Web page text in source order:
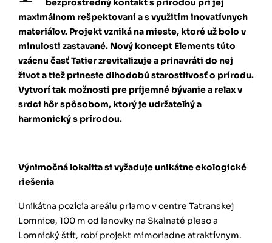
bezprostredný kontakt s prírodou pri jej
maximálnom rešpektovaní a s využitím inovatívnych
materiálov. Projekt vzniká na mieste, ktoré už bolo v
minulosti zastavané. Nový koncept Elements túto
vzácnu časť Tatier zrevitalizuje a prinavráti do nej
život a tiež prinesie dlhodobú starostlivosť o prírodu.
Vytvorí tak možnosti pre príjemné bývanie a relax v
srdci hôr spôsobom, ktorý je udržateľný a
harmonický s prírodou.
Výnimočná lokalita si vyžaduje unikátne ekologické
riešenia
Unikátna pozícia areálu priamo v centre Tatranskej
Lomnice, 100 m od lanovky na Skalnaté pleso a
Lomnický štít, robí projekt mimoriadne atraktívnym.